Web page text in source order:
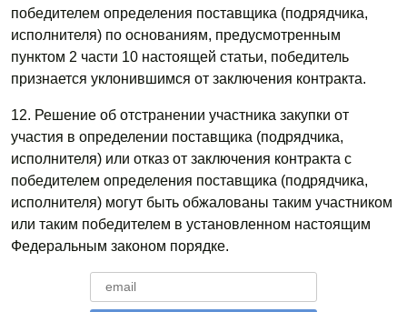
победителем определения поставщика (подрядчика,
исполнителя) по основаниям, предусмотренным
пунктом 2 части 10 настоящей статьи, победитель
признается уклонившимся от заключения контракта.
12. Решение об отстранении участника закупки от
участия в определении поставщика (подрядчика,
исполнителя) или отказ от заключения контракта с
победителем определения поставщика (подрядчика,
исполнителя) могут быть обжалованы таким участником
или таким победителем в установленном настоящим
Федеральным законом порядке.